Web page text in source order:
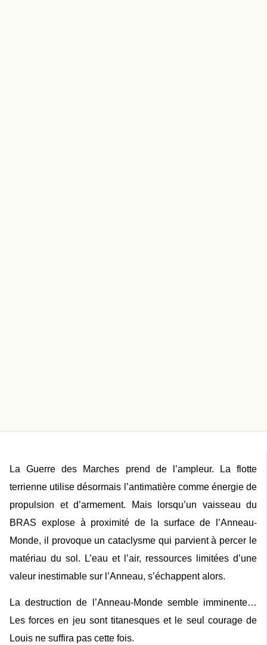
La Guerre des Marches prend de l’ampleur. La flotte
terrienne utilise désormais l’antimatière comme énergie de
propulsion et d’armement. Mais lorsqu’un vaisseau du
BRAS explose à proximité de la surface de l’Anneau-
Monde, il provoque un cataclysme qui parvient à percer le
matériau du sol. L’eau et l’air, ressources limitées d’une
valeur inestimable sur l’Anneau, s’échappent alors.
La destruction de l’Anneau-Monde semble imminente…
Les forces en jeu sont titanesques et le seul courage de
Louis ne suffira pas cette fois.